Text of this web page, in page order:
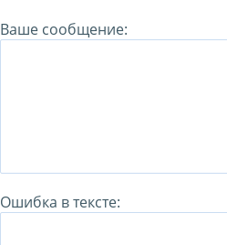
Ваше сообщение:
Ошибка в тексте: